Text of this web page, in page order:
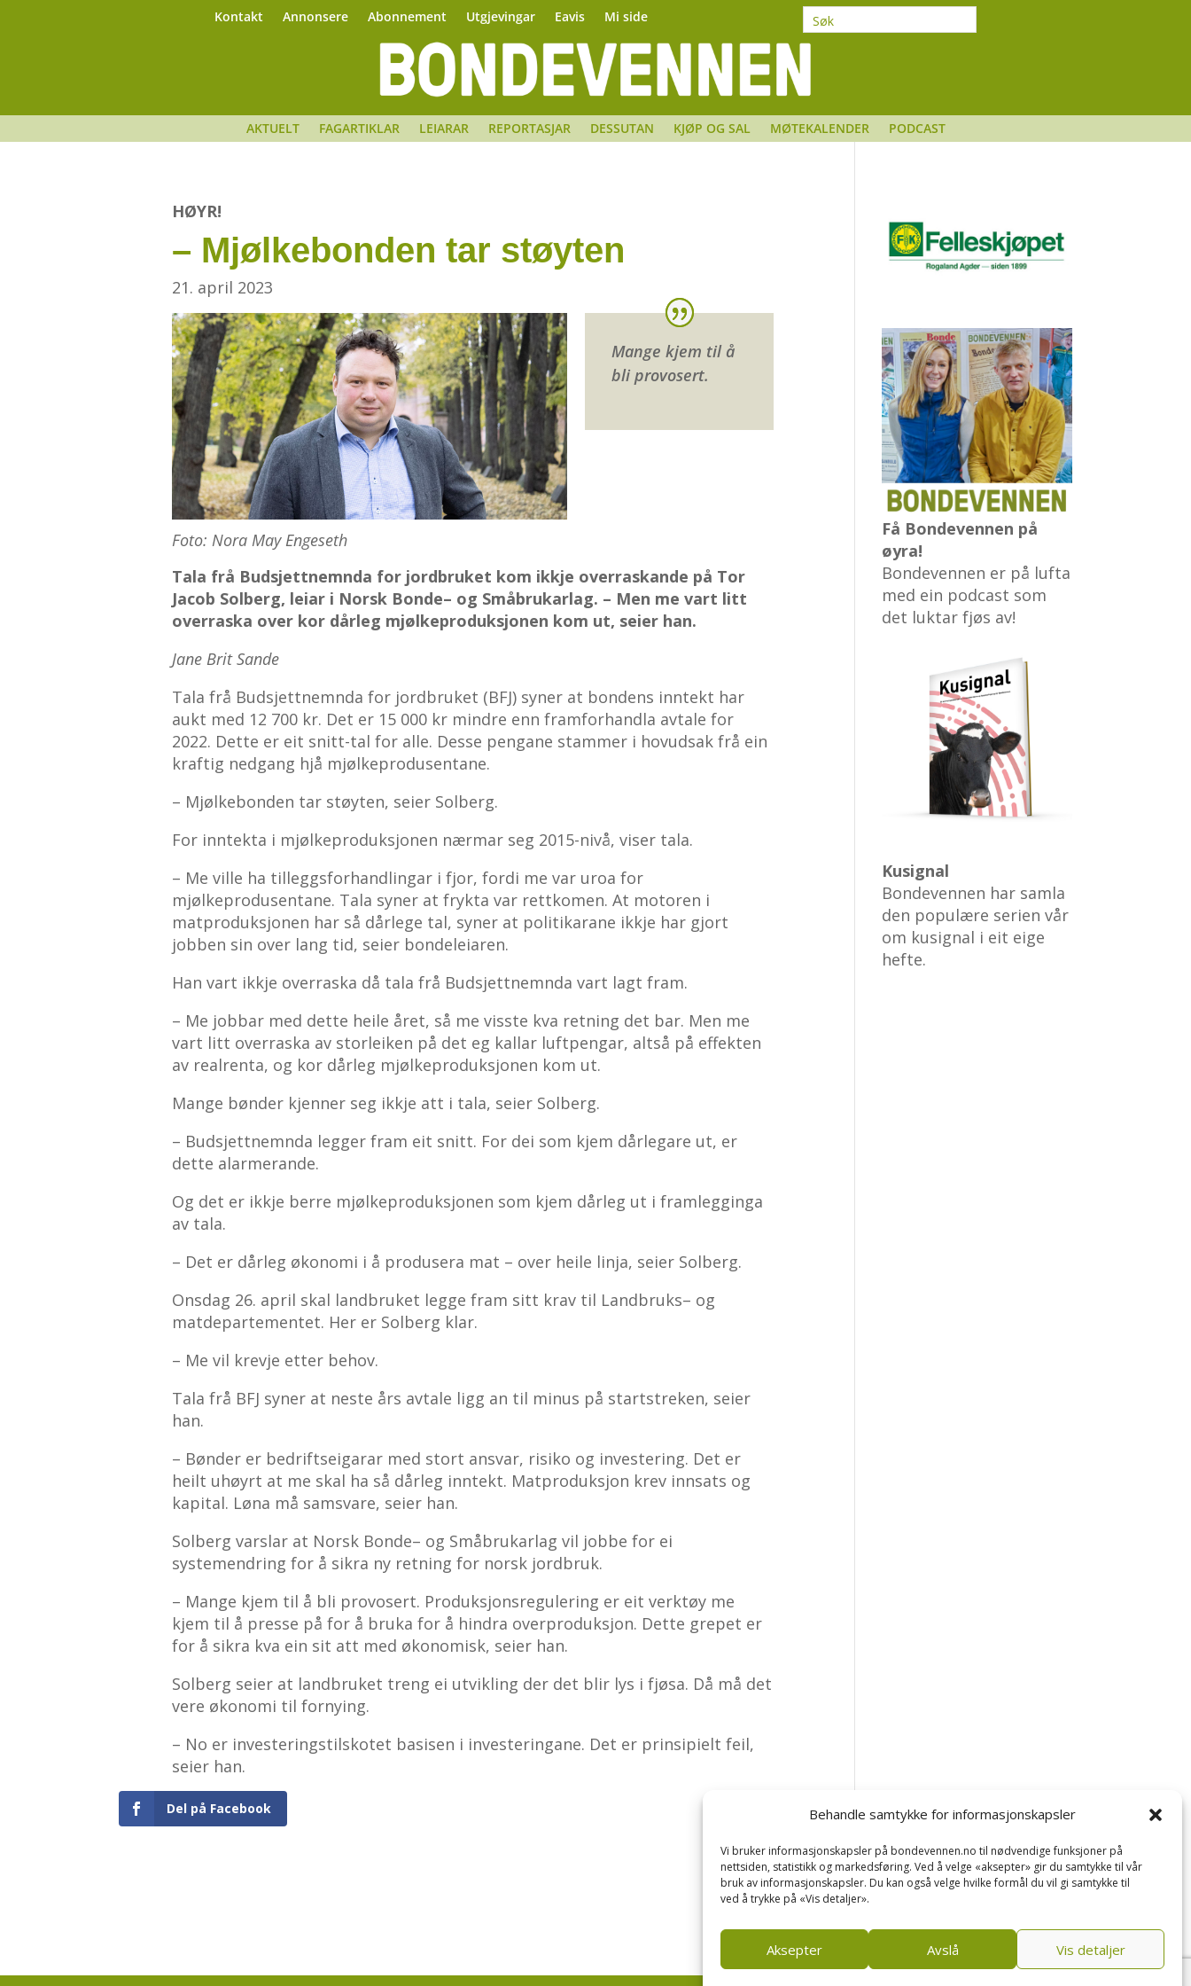
Behandle samtykke for informasjonskapsler
Vi bruker informasjonskapsler på bondevennen.no til nødvendige funksjoner på
nettsiden, statistikk og markedsføring. Ved å velge «aksepter» gir du samtykke til vår
bruk av informasjonskapsler. Du kan også velge hvilke formål du vil gi samtykke til
ved å trykke på «Vis detaljer».
Aksepter Avslå Vis detaljer
Kontakt Annonsere Abonnement Utgjevingar Eavis Mi side
AKTUELT FAGARTIKLAR LEIARAR REPORTASJAR DESSUTAN KJØP OG SAL MØTEKALENDER PODCAST
HØYR!
– Mjølkebonden tar støyten
21. april 2023
Foto: Nora May Engeseth
Mange kjem til å
bli provosert.
Tala frå Budsjettnemnda for jordbruket kom ikkje overraskande på Tor
Jacob Solberg, leiar i Norsk Bonde– og Småbrukarlag. – Men me vart litt
overraska over kor dårleg mjølkeproduksjonen kom ut, seier han.
Jane Brit Sande
Tala frå Budsjettnemnda for jordbruket (BFJ) syner at bondens inntekt har
aukt med 12 700 kr. Det er 15 000 kr mindre enn framforhandla avtale for
2022. Dette er eit snitt-tal for alle. Desse pengane stammer i hovudsak frå ein
kraftig nedgang hjå mjølkeprodusentane.
– Mjølkebonden tar støyten, seier Solberg.
For inntekta i mjølkeproduksjonen nærmar seg 2015-nivå, viser tala.
– Me ville ha tilleggsforhandlingar i fjor, fordi me var uroa for
mjølkeprodusentane. Tala syner at frykta var rettkomen. At motoren i
matproduksjonen har så dårlege tal, syner at politikarane ikkje har gjort
jobben sin over lang tid, seier bondeleiaren.
Han vart ikkje overraska då tala frå Budsjettnemnda vart lagt fram.
– Me jobbar med dette heile året, så me visste kva retning det bar. Men me
vart litt overraska av storleiken på det eg kallar luftpengar, altså på effekten
av realrenta, og kor dårleg mjølkeproduksjonen kom ut.
Mange bønder kjenner seg ikkje att i tala, seier Solberg.
– Budsjettnemnda legger fram eit snitt. For dei som kjem dårlegare ut, er
dette alarmerande.
Og det er ikkje berre mjølkeproduksjonen som kjem dårleg ut i framlegginga
av tala.
– Det er dårleg økonomi i å produsera mat – over heile linja, seier Solberg.
Onsdag 26. april skal landbruket legge fram sitt krav til Landbruks– og
matdepartementet. Her er Solberg klar.
– Me vil krevje etter behov.
Tala frå BFJ syner at neste års avtale ligg an til minus på startstreken, seier
han.
– Bønder er bedriftseigarar med stort ansvar, risiko og investering. Det er
heilt uhøyrt at me skal ha så dårleg inntekt. Matproduksjon krev innsats og
kapital. Løna må samsvare, seier han.
Solberg varslar at Norsk Bonde– og Småbrukarlag vil jobbe for ei
systemendring for å sikra ny retning for norsk jordbruk.
– Mange kjem til å bli provosert. Produksjonsregulering er eit verktøy me
kjem til å presse på for å bruka for å hindra overproduksjon. Dette grepet er
for å sikra kva ein sit att med økonomisk, seier han.
Solberg seier at landbruket treng ei utvikling der det blir lys i fjøsa. Då må det
vere økonomi til fornying.
– No er investeringstilskotet basisen i investeringane. Det er prinsipielt feil,
seier han.
Del på Facebook
Få Bondevennen på
øyra!
Bondevennen er på lufta
med ein podcast som
det luktar fjøs av!
Kusignal
Bondevennen har samla
den populære serien vår
om kusignal i eit eige
hefte.